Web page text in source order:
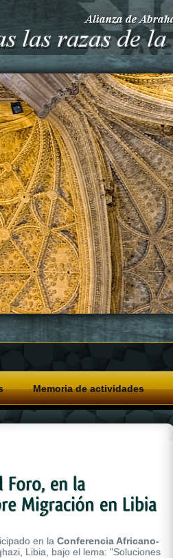
Memoria de actividades
en la Conferencia Africano-
Libia, bajo el lema: "Soluciones